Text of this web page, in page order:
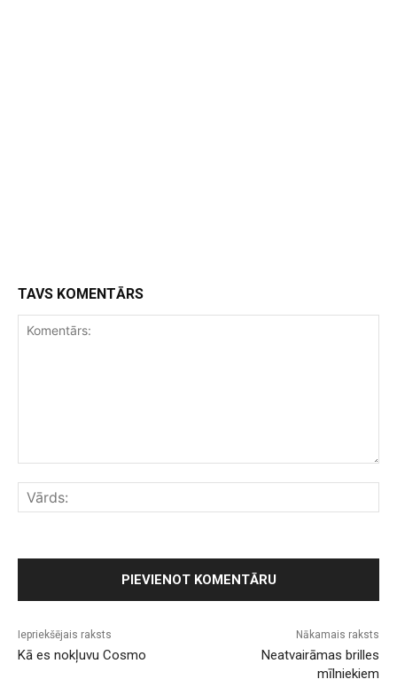
TAVS KOMENTĀRS
Iepriekšējais raksts
Kā es nokļuvu Cosmo
Nākamais raksts
Neatvairāmas brilles
mīlniekiem